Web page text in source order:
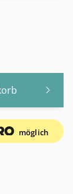
möglich